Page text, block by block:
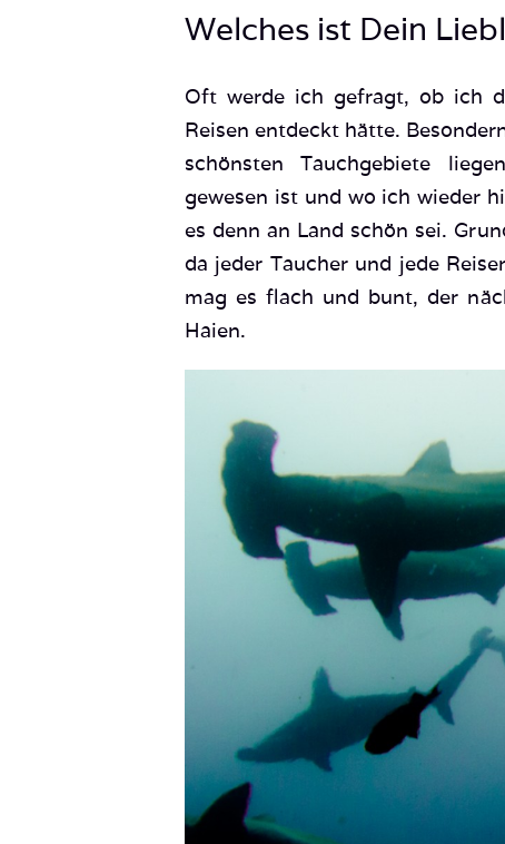
Welches ist Dein
Oft werde ich gefragt, ob ich
Reisen entdeckt hätte.
schönsten Tauchgebiete
gewesen ist und wo ich wieder
es denn an Land schön sei.
da jeder Taucher und jede
mag es flach und bunt, der
Haien.